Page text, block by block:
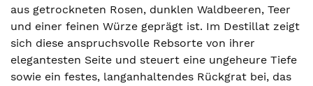
aus getrockneten Rosen, dunklen Waldbeeren, Teer
und einer feinen Würze geprägt ist. Im Destillat zeigt
sich diese anspruchsvolle Rebsorte von ihrer
elegantesten Seite und steuert eine ungeheure Tiefe
sowie ein festes, langanhaltendes Rückgrat bei, das